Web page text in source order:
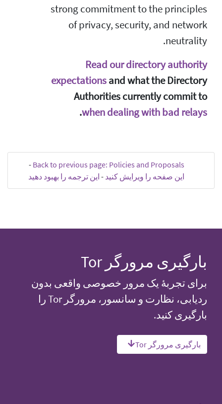
strong commitment to the principles
of privacy, security, and network
neutrality.
Read our directory authority
expectationsand what the Directory
Authorities currently commit to
when dealing with bad relays
.
Back to previous page: Policies and Proposals
-
این صفحه را ویرایش کنید - این ترجمه را بهبود دهید
بارگیری مرورگر Tor
برای تجربهٔ یک مرور خصوصی واقعی بدون
ردیابی، نظارت و سانسور، مرورگر Tor را
بارگیری کنید.
بارگیری مرورگر Tor